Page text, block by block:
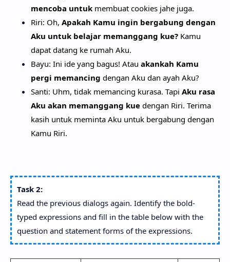
mencoba untuk membuat cookies jahe juga.
Riri: Oh, Apakah Kamu ingin bergabung dengan
Aku untuk belajar memanggang kue? Kamu
dapat datang ke rumah Aku.
Bayu: Ini ide yang bagus! Atau akankah Kamu
pergi memancing dengan Aku dan ayah Aku?
Santi: Uhm, tidak memancing kurasa. Tapi Aku rasa
Aku akan memanggang kue dengan Riri. Terima
kasih untuk meminta Aku untuk bergabung dengan
Kamu Riri.
Task 2:
Read the previous dialogs again. Identify the bold-
typed expressions and fill in the table below with the
question and statement forms of the expressions.